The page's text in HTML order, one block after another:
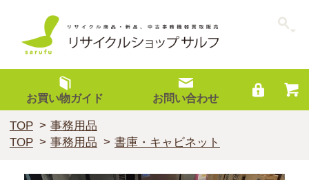
お買い物ガイド お問い合わせ
TOP
事務用品
TOP
事務用品 書庫・キャビネット